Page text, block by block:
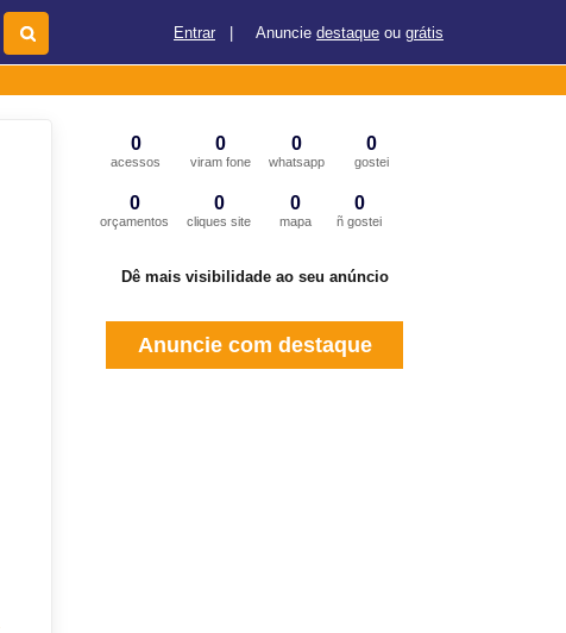
Entrar Anuncie destaque ou grátis
0
acessos
0
viram fone
0
whatsapp
0
gostei
0
orçamentos
0
cliques site
0
mapa
0
ñ gostei
Dê mais visibilidade ao seu anúncio
Anuncie com destaque